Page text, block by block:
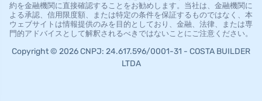
約を金融機関に直接確認することをお勧めします。当社は、金融機関に
よる承認、信用限度額、または特定の条件を保証するものではなく、本
ウェブサイトは情報提供のみを目的としており、金融、法律、または専
門的アドバイスとして解釈されるべきではないことにご注意ください。
Copyright © 2026 CNPJ: 24.617.596/0001-31 - COSTA BUILDER
LTDA